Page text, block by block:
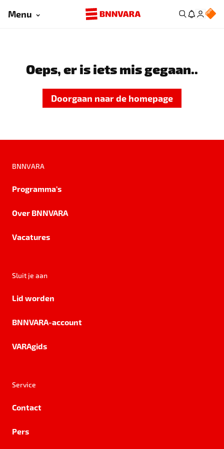
Menu
Oeps, er is iets mis gegaan..
Doorgaan naar de homepage
BNNVARA
Programma's
Over BNNVARA
Vacatures
Sluit je aan
Lid worden
BNNVARA-account
VARAgids
Service
Contact
Pers